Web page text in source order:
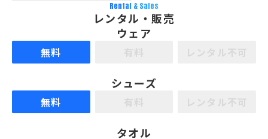
Rental & Sales
レンタル・販売
ウェア
無料
シューズ
無料
タオル